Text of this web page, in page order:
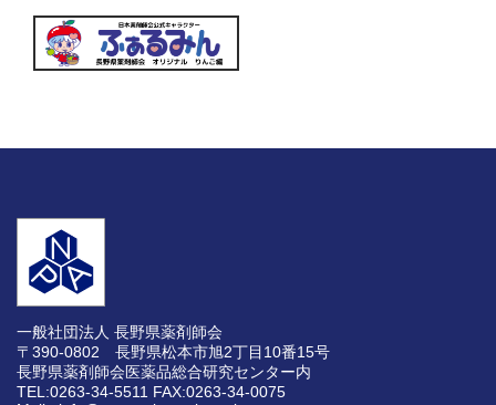
一般社団法人 長野県薬剤師会
〒390-0802 長野県松本市旭2丁目10番15号
長野県薬剤師会医薬品総合研究センター内
TEL:0263-34-5511 FAX:0263-34-0075